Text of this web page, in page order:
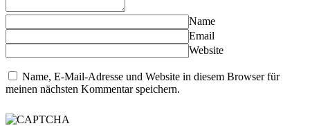
Name
Email
Website
Name, E-Mail-Adresse und Website in diesem Browser für
meinen nächsten Kommentar speichern.